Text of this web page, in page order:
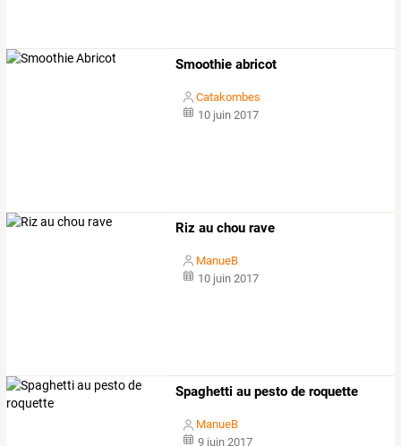
Smoothie abricot
Catakombes
10 juin 2017
Riz au chou rave
ManueB
10 juin 2017
Spaghetti au pesto de roquette
ManueB
9 juin 2017